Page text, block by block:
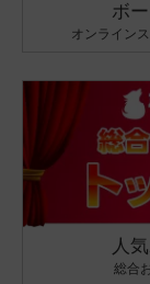
ボ
オンライン
人
総合